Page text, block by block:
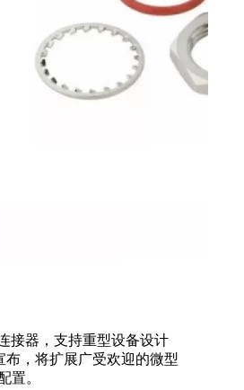
接器，支持重型设备设计
布，将扩展广受欢迎的微型
置。